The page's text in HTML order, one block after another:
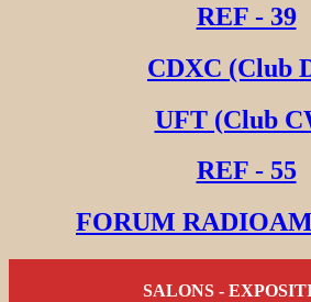
REF - 39
CDXC (Club
UFT (Club
REF - 55
FORUM
SALONS -